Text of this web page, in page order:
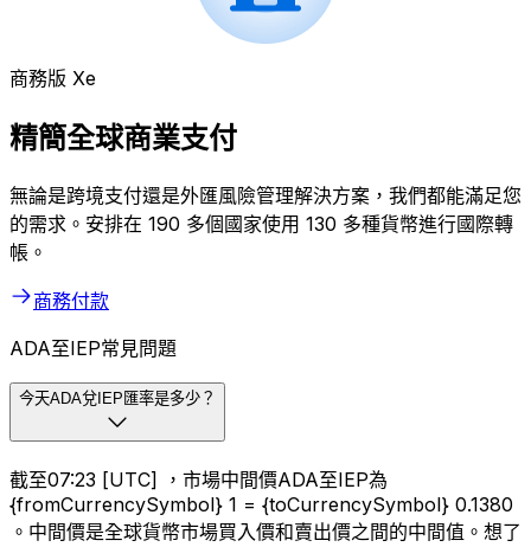
商務版 Xe
精簡全球商業支付
無論是跨境支付還是外匯風險管理解決方案，我們都能滿足您
的需求。安排在 190 多個國家使用 130 多種貨幣進行國際轉
帳。
商務付款
ADA至IEP常見問題
今天ADA兌IEP匯率是多少？
截至07:23 [UTC] ，市場中間價ADA至IEP為
{fromCurrencySymbol} 1 = {toCurrencySymbol} 0.1380
。中間價是全球貨幣市場買入價和賣出價之間的中間值。想了